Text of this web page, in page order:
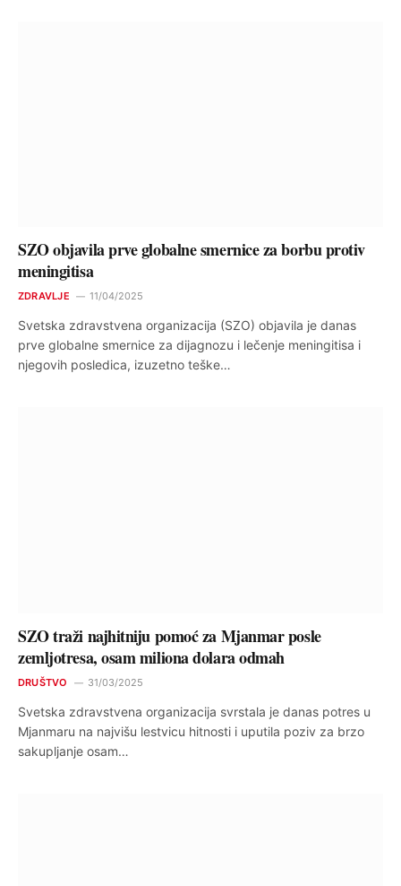
SZO objavila prve globalne smernice za borbu protiv
meningitisa
ZDRAVLJE 11/04/2025
Svetska zdravstvena organizacija (SZO) objavila je danas
prve globalne smernice za dijagnozu i lečenje meningitisa i
njegovih posledica, izuzetno teške…
SZO traži najhitniju pomoć za Mjanmar posle
zemljotresa, osam miliona dolara odmah
DRUŠTVO 31/03/2025
Svetska zdravstvena organizacija svrstala je danas potres u
Mjanmaru na najvišu lestvicu hitnosti i uputila poziv za brzo
sakupljanje osam…